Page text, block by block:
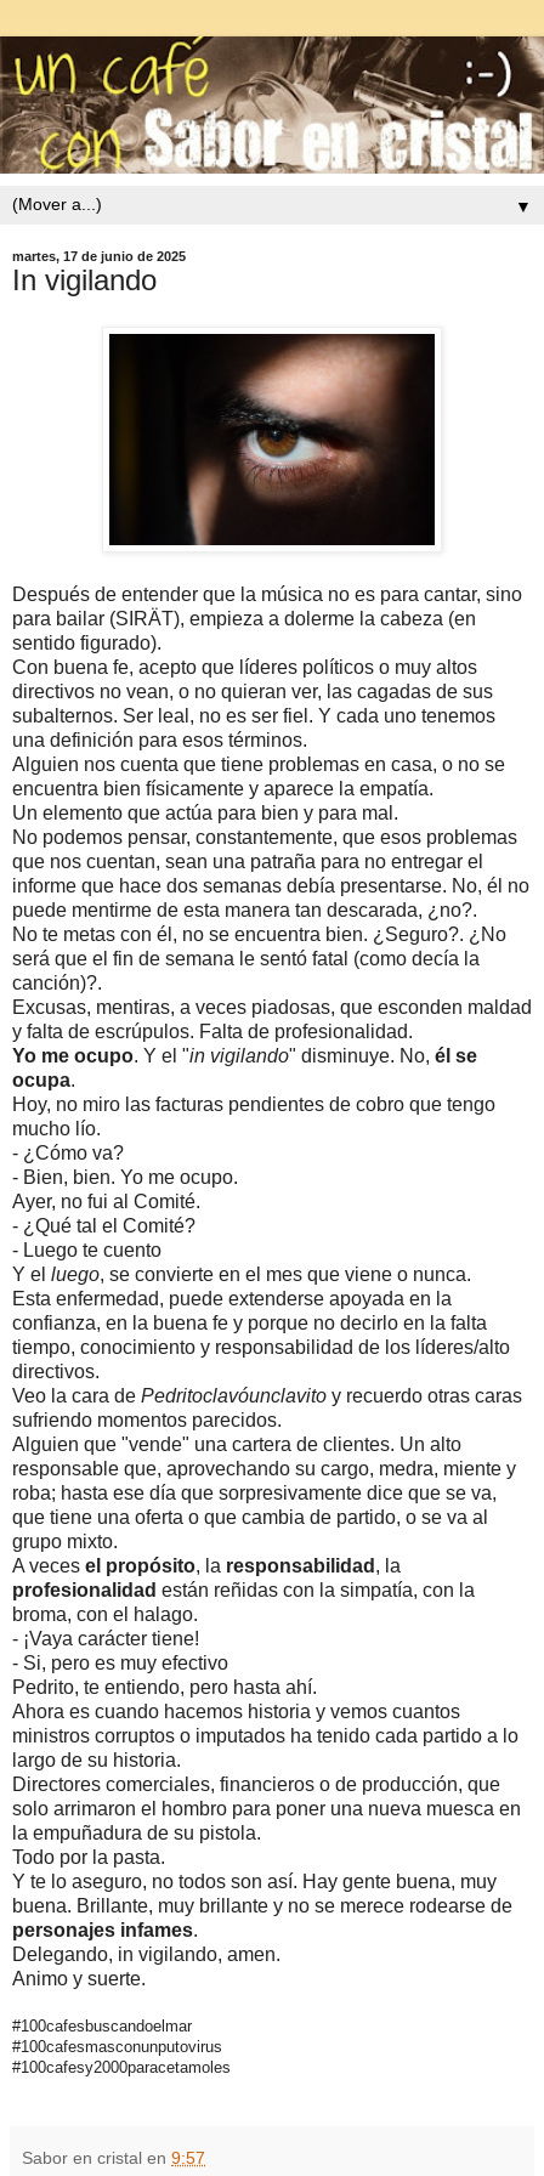
▼
martes, 17 de junio de 2025
In vigilando
Después de entender que la música no es para cantar, sino
para bailar (SIRÄT), empieza a dolerme la cabeza (en
sentido figurado).
Con buena fe, acepto que líderes políticos o muy altos
directivos no vean, o no quieran ver, las cagadas de sus
subalternos. Ser leal, no es ser fiel. Y cada uno tenemos
una definición para esos términos.
Alguien nos cuenta que tiene problemas en casa, o no se
encuentra bien físicamente y aparece la empatía.
Un elemento que actúa para bien y para mal.
No podemos pensar, constantemente, que esos problemas
que nos cuentan, sean una patraña para no entregar el
informe que hace dos semanas debía presentarse. No, él no
puede mentirme de esta manera tan descarada, ¿no?.
No te metas con él, no se encuentra bien. ¿Seguro?. ¿No
será que el fin de semana le sentó fatal (como decía la
canción)?.
Excusas, mentiras, a veces piadosas, que esconden maldad
y falta de escrúpulos. Falta de profesionalidad.
Yo me ocupo. Y el "in vigilando" disminuye. No, él se
ocupa.
Hoy, no miro las facturas pendientes de cobro que tengo
mucho lío.
- ¿Cómo va?
- Bien, bien. Yo me ocupo.
Ayer, no fui al Comité.
- ¿Qué tal el Comité?
- Luego te cuento
Y el luego, se convierte en el mes que viene o nunca.
Esta enfermedad, puede extenderse apoyada en la
confianza, en la buena fe y porque no decirlo en la falta
tiempo, conocimiento y responsabilidad de los líderes/alto
directivos.
Veo la cara de Pedritoclavóunclavito y recuerdo otras caras
sufriendo momentos parecidos.
Alguien que "vende" una cartera de clientes. Un alto
responsable que, aprovechando su cargo, medra, miente y
roba; hasta ese día que sorpresivamente dice que se va,
que tiene una oferta o que cambia de partido, o se va al
grupo mixto.
A veces el propósito, la responsabilidad , la
profesionalidad están reñidas con la simpatía, con la
broma, con el halago.
- ¡Vaya carácter tiene!
- Si, pero es muy efectivo
Pedrito, te entiendo, pero hasta ahí.
Ahora es cuando hacemos historia y vemos cuantos
ministros corruptos o imputados ha tenido cada partido a lo
largo de su historia.
Directores comerciales, financieros o de producción, que
solo arrimaron el hombro para poner una nueva muesca en
la empuñadura de su pistola.
Todo por la pasta.
Y te lo aseguro, no todos son así. Hay gente buena, muy
buena. Brillante, muy brillante y no se merece rodearse de
personajes infames.
Delegando, in vigilando, amen.
Animo y suerte.
#100cafesbuscandoelmar
#100cafesmasconunputovirus
#100cafesy2000paracetamoles
Sabor en cristal en 9:57